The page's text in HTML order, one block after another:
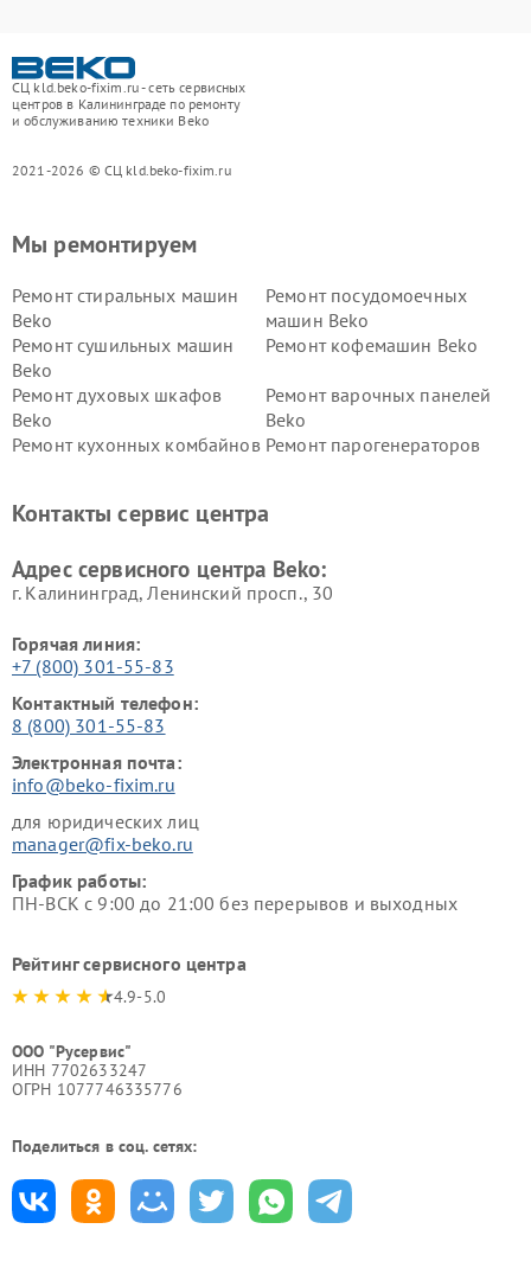
СЦ kld.beko-fixim.ru - сеть сервисных
центров в Калининграде по ремонту
и обслуживанию техники Beko
2021-2026 © СЦ kld.beko-fixim.ru
Мы ремонтируем
Ремонт стиральных машин
Beko
Ремонт посудомоечных
машин Beko
Ремонт сушильных машин
Beko
Ремонт кофемашин Beko
Ремонт духовых шкафов
Beko
Ремонт варочных панелей
Beko
Ремонт кухонных комбайнов Ремонт парогенераторов
Ремонт холодильников Beko Ремонт морозильных камер
Контакты сервис центра
Адрес сервисного центра Beko:
г. Калининград, Ленинский просп., 30
Горячая линия:
+7 (800) 301-55-83
Контактный телефон:
8 (800) 301-55-83
Электронная почта:
info@beko-fixim.ru
для юридических лиц
manager@fix-beko.ru
График работы:
ПН-ВСК с 9:00 до 21:00 без перерывов и выходных
Рейтинг сервисного центра
4.9-5.0
ООО "Русервис"
ИНН 7702633247
ОГРН 1077746335776
Поделиться в соц. сетях: